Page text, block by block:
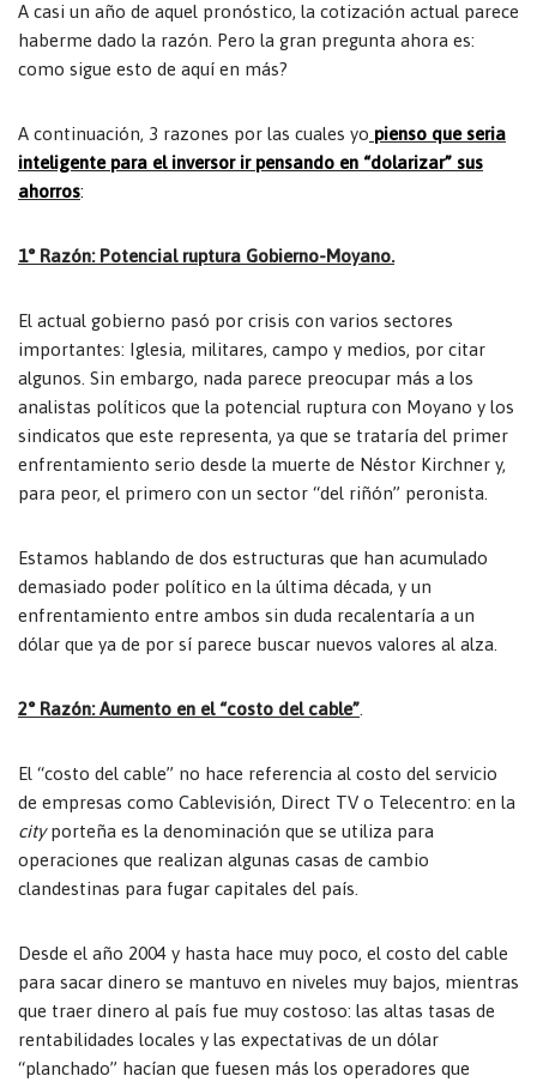
A casi un año de aquel pronóstico, la cotización actual parece
haberme dado la razón. Pero la gran pregunta ahora es:
como sigue esto de aquí en más?
A continuación, 3 razones por las cuales yo pienso que seria
inteligente para el inversor ir pensando en “dolarizar” sus
ahorros:
1° Razón: Potencial ruptura Gobierno-Moyano.
El actual gobierno pasó por crisis con varios sectores
importantes: Iglesia, militares, campo y medios, por citar
algunos. Sin embargo, nada parece preocupar más a los
analistas políticos que la potencial ruptura con Moyano y los
sindicatos que este representa, ya que se trataría del primer
enfrentamiento serio desde la muerte de Néstor Kirchner y,
para peor, el primero con un sector “del riñón” peronista.
Estamos hablando de dos estructuras que han acumulado
demasiado poder político en la última década, y un
enfrentamiento entre ambos sin duda recalentaría a un
dólar que ya de por sí parece buscar nuevos valores al alza.
2° Razón: Aumento en el “costo del cable”
El “costo del cable” no hace referencia al costo del servicio
de empresas como Cablevisión, Direct TV o Telecentro: en la
cityporteña es la denominación que se utiliza para
operaciones que realizan algunas casas de cambio
clandestinas para fugar capitales del país.
Desde el año 2004 y hasta hace muy poco, el costo del cable
para sacar dinero se mantuvo en niveles muy bajos, mientras
que traer dinero al país fue muy costoso: las altas tasas de
rentabilidades locales y las expectativas de un dólar
“planchado” hacían que fuesen más los operadores que